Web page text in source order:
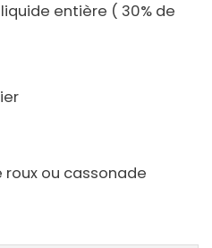
entière ( 30% de
roux ou cassonade